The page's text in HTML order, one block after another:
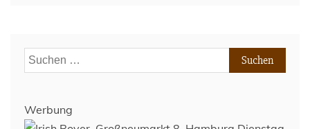
Suchen
nach:
Werbung